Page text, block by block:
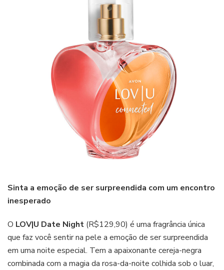
Sinta a emoção de ser surpreendida com um encontro
inesperado
O LOV|U Date Night (R$129,90) é uma fragrância única
que faz você sentir na pele a emoção de ser surpreendida
em uma noite especial. Tem a apaixonante cereja-negra
combinada com a magia da rosa-da-noite colhida sob o luar,